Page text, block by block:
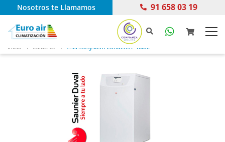
Nosotros te Llamamos 91 658 03 19
Inicio Calderas Thermosystem Condens F 160/2